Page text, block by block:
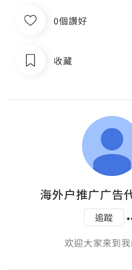
0個讚好
收藏
海外户推广广告
追蹤
欢迎大家来到